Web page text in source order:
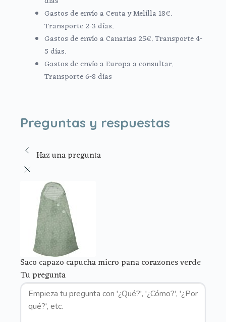
Gastos de envío a Ceuta y Melilla 18€.
Transporte 2-3 días.
Gastos de envío a Canarias 25€. Transporte 4-
5 días.
Gastos de envío a Europa a consultar.
Transporte 6-8 días
Preguntas y respuestas
Haz una pregunta
Saco capazo capucha micro pana corazones verde
Tu pregunta